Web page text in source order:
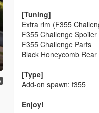
[Tuning]
Extra rim (F355
F355 Challenge Spoiler
F355 Challenge Parts
Black Honeycomb Rear
[Type]
Add-on spawn: f355
Enjoy!